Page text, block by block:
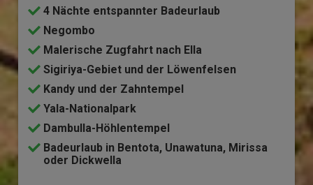
4 Nächte entspannter Badeurlaub
Negombo
Malerische Zugfahrt nach Ella
Sigiriya-Gebiet und der Löwenfelsen
Kandy und der Zahntempel
Yala-Nationalpark
Dambulla-Höhlentempel
Badeurlaub in Bentota, Unawatuna, Mirissa
oder Dickwella